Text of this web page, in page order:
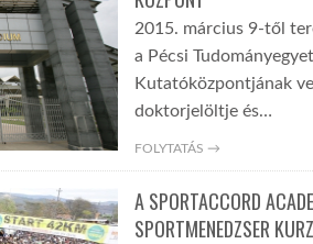
2015. március 9-től
a Pécsi
Kutatóközpontjának
doktorjelöltje és…
FOLYTATÁS →
A SPORTACCORD
SPORTMENEDZSER